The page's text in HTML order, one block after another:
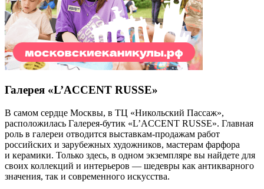
Галерея «L’ACCENT RUSSE»
В самом сердце Москвы, в ТЦ «Никольский Пассаж»,
расположилась Галерея-бутик «L’ACCENT RUSSE». Главная
роль в галереи отводится выставкам-продажам работ
российских и зарубежных художников, мастерам фарфора
и керамики. Только здесь, в одном экземпляре вы найдете для
своих коллекций и интерьеров — шедевры как антикварного
значения, так и современного искусства.